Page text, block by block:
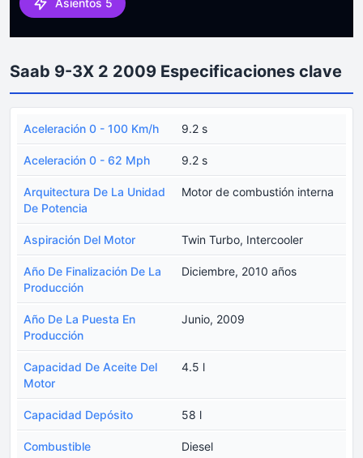
Asientos 5
Saab 9-3X 2 2009 Especificaciones clave
Aceleración 0 - 100 Km/h 9.2 s
Aceleración 0 - 62 Mph 9.2 s
Arquitectura De La Unidad
De Potencia
Motor de combustión interna
Aspiración Del Motor Twin Turbo, Intercooler
Año De Finalización De La
Producción
Diciembre, 2010 años
Año De La Puesta En
Producción
Junio, 2009
Capacidad De Aceite Del
Motor
4.5 l
Capacidad Depósito 58 l
Combustible Diesel